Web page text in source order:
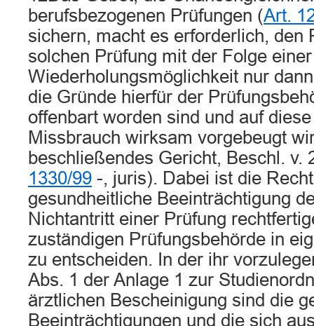
berufsbezogenen Prüfungen (Art.
sichern, macht es erforderlich, den
solchen Prüfung mit der Folge
Wiederholungsmöglichkeit nur
die Gründe hierfür der
offenbart worden sind und auf
Missbrauch wirksam vorgebeugt
beschließendes Gericht, Beschl. v.
1330/99 -, juris). Dabei ist die
gesundheitliche Beeinträchtigung
Nichtantritt einer Prüfung
zuständigen Prüfungsbehörde in
zu entscheiden. In der ihr
Abs. 1 der Anlage 1 zur
ärztlichen Bescheinigung sind die
Beeinträchtigungen und die sich